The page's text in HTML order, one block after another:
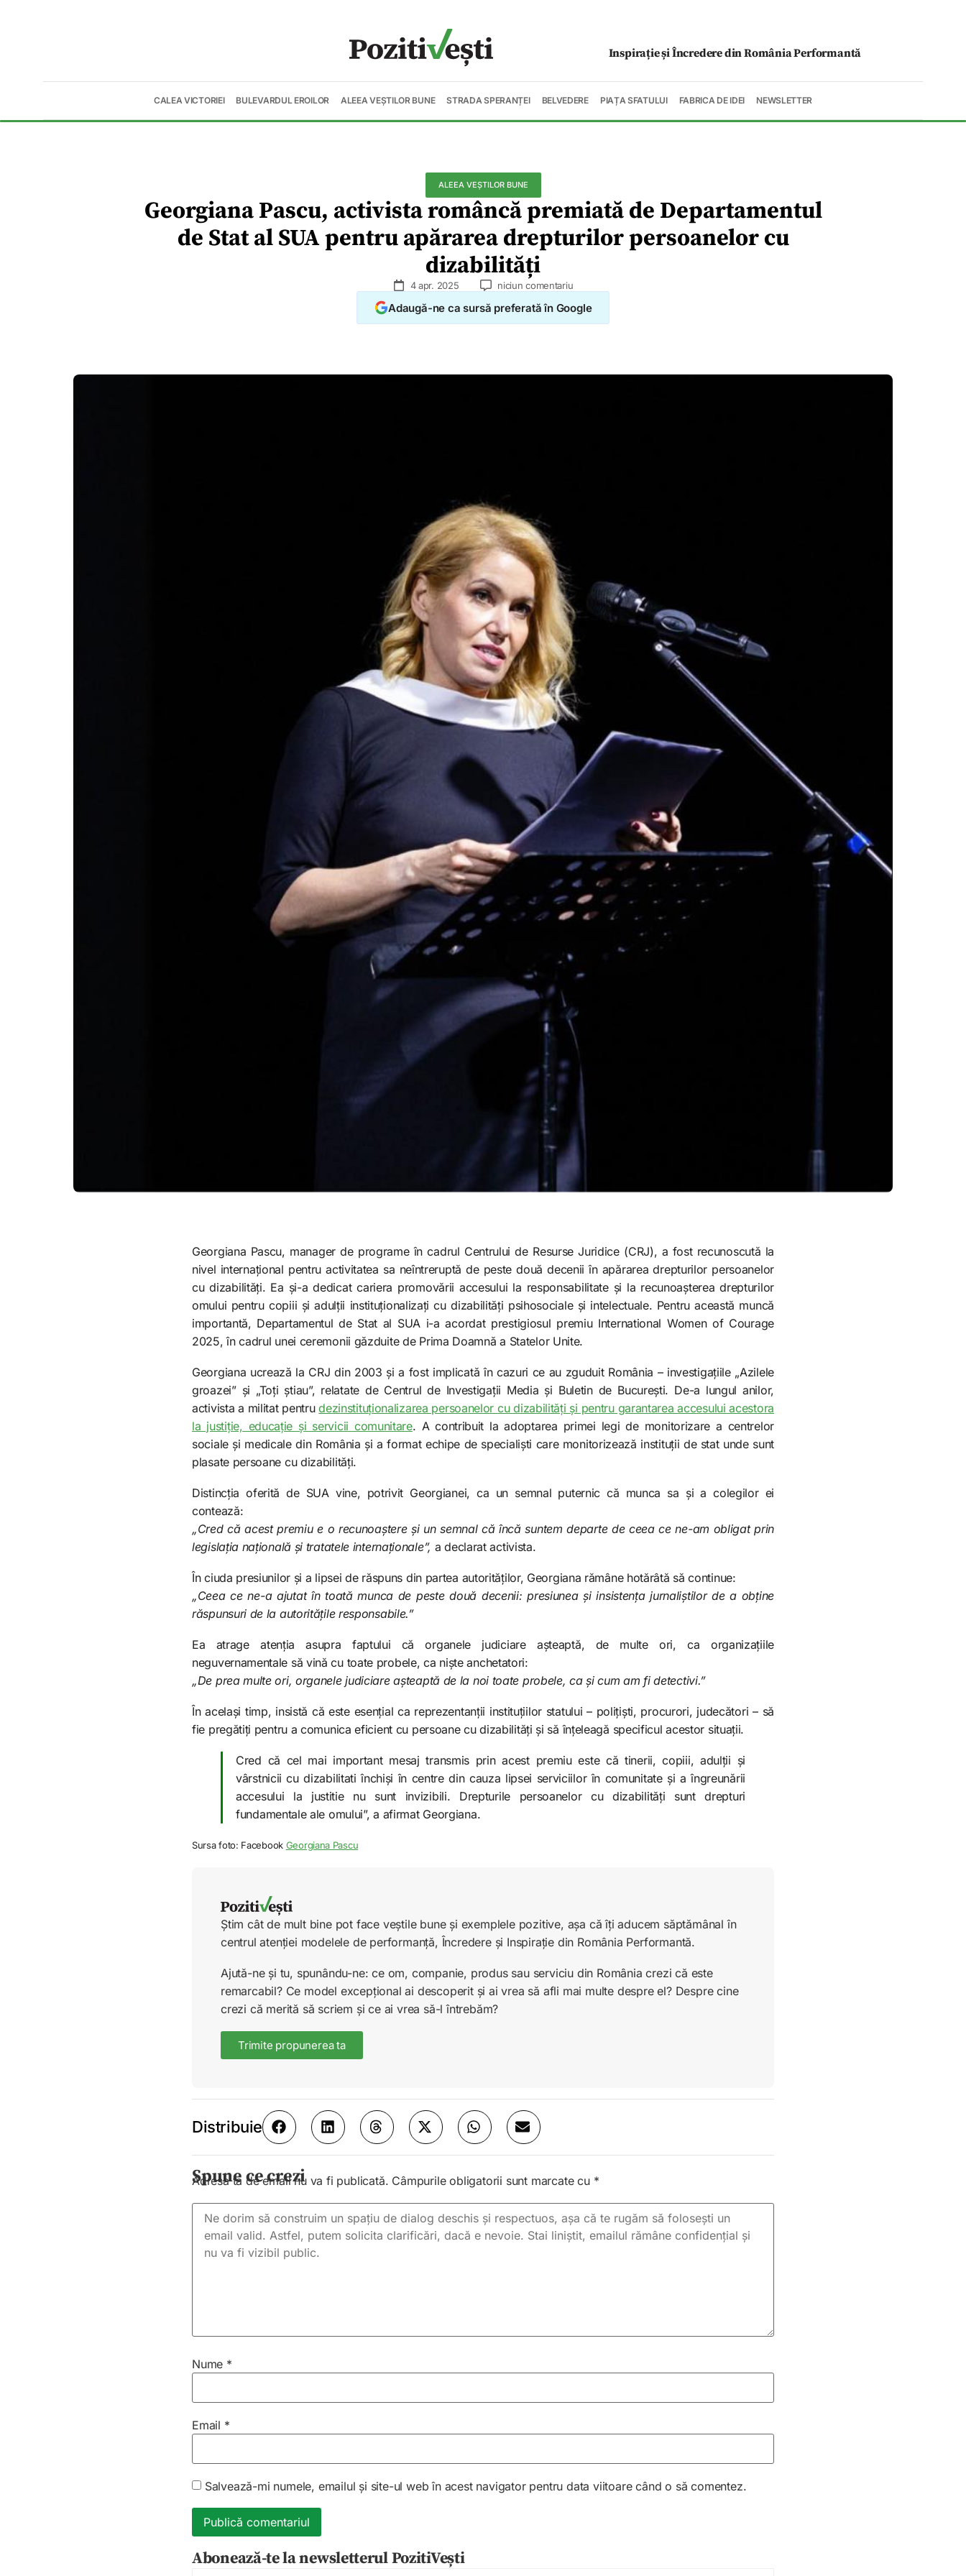
Inspirație și Încredere din România Performantă
CALEA VICTORIEI BULEVARDUL EROILOR ALEEA VEȘTILOR BUNE STRADA SPERANȚEI BELVEDERE PIAȚA SFATULUI FABRICA DE IDEI NEWSLETTER
ALEEA VEȘTILOR BUNE
Georgiana Pascu, activista româncă premiată de Departamentul
de Stat al SUA pentru apărarea drepturilor persoanelor cu
dizabilități
4 apr. 2025 niciun comentariu
Adaugă-ne ca sursă preferată în Google
Georgiana Pascu, manager de programe în cadrul Centrului de Resurse Juridice (CRJ), a fost recunoscută la
nivel internațional pentru activitatea sa neîntreruptă de peste două decenii în apărarea drepturilor persoanelor
cu dizabilități. Ea și-a dedicat cariera promovării accesului la responsabilitate și la recunoașterea drepturilor
omului pentru copiii și adulții instituționalizați cu dizabilități psihosociale și intelectuale. Pentru această muncă
importantă, Departamentul de Stat al SUA i-a acordat prestigiosul premiu International Women of Courage
2025, în cadrul unei ceremonii găzduite de Prima Doamnă a Statelor Unite.
Georgiana ucrează la CRJ din 2003 și a fost implicată în cazuri ce au zguduit România – investigațiile „Azilele
groazei” și „Toți știau”, relatate de Centrul de Investigații Media și Buletin de București. De-a lungul anilor,
activista a militat pentrudezinstituționalizarea persoanelor cu dizabilități și pentru garantarea accesului acestora
la justiție, educație și servicii comunitare. A contribuit la adoptarea primei legi de monitorizare a centrelor
sociale și medicale din România și a format echipe de specialiști care monitorizează instituții de stat unde sunt
plasate persoane cu dizabilități.
Distincția oferită de SUA vine, potrivit Georgianei, ca un semnal puternic că munca sa și a colegilor ei
contează:
„Cred că acest premiu e o recunoaștere și un semnal că încă suntem departe de ceea ce ne-am obligat prin
legislația națională și tratatele internaționale”, a declarat activista.
În ciuda presiunilor și a lipsei de răspuns din partea autorităților, Georgiana rămâne hotărâtă să continue:
„Ceea ce ne-a ajutat în toată munca de peste două decenii: presiunea și insistența jurnaliștilor de a obține
răspunsuri de la autoritățile responsabile.”
Ea atrage atenția asupra faptului că organele judiciare așteaptă, de multe ori, ca organizațiile
neguvernamentale să vină cu toate probele, ca niște anchetatori:
„De prea multe ori, organele judiciare așteaptă de la noi toate probele, ca și cum am fi detectivi.”
În același timp, insistă că este esențial ca reprezentanții instituțiilor statului – polițiști, procurori, judecători – să
fie pregătiți pentru a comunica eficient cu persoane cu dizabilități și să înțeleagă specificul acestor situații.
Cred că cel mai important mesaj transmis prin acest premiu este că tinerii, copiii, adulții și
vârstnicii cu dizabilitati închiși în centre din cauza lipsei serviciilor în comunitate și a îngreunării
accesului la justitie nu sunt invizibili. Drepturile persoanelor cu dizabilități sunt drepturi
fundamentale ale omului”, a afirmat Georgiana.
Sursa foto: Facebook Georgiana Pascu
Știm cât de mult bine pot face veștile bune și exemplele pozitive, așa că îți aducem săptămânal în
centrul atenției modelele de performanță, Încredere și Inspirație din România Performantă.
Ajută-ne și tu, spunându-ne: ce om, companie, produs sau serviciu din România crezi că este
remarcabil? Ce model excepțional ai descoperit și ai vrea să afli mai multe despre el? Despre cine
crezi că merită să scriem și ce ai vrea să-l întrebăm?
Trimite propunerea ta
Distribuie
Spune ce crezi
Adresa ta de email nu va fi publicată. Câmpurile obligatorii sunt marcate cu *
Nume *
Email *
Salvează-mi numele, emailul și site-ul web în acest navigator pentru data viitoare când o să comentez.
Abonează-te la newsletterul PozitiVești